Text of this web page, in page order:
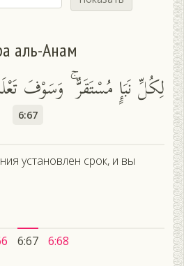
аль-Анам
لِكُلِّ نَبَإٍ مُسْتَقَرٌّ ۚ وَسَوْفَ
6:67
установлен срок, и вы
6:67 6:68